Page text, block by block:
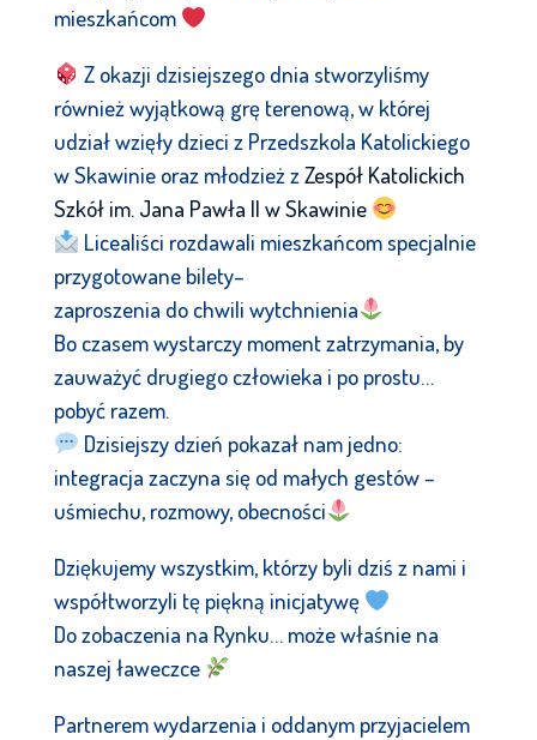
mieszkańcom
Z okazji dzisiejszego dnia stworzyliśmy
również wyjątkową grę terenową, w której
udział wzięły dzieci z Przedszkola Katolickiego
w Skawinie oraz młodzież z Zespół Katolickich
Szkół im. Jana Pawła II w Skawinie
Licealiści rozdawali mieszkańcom specjalnie
przygotowane bilety–
zaproszenia do chwili wytchnienia
Bo czasem wystarczy moment zatrzymania, by
zauważyć drugiego człowieka i po prostu…
pobyć razem.
Dzisiejszy dzień pokazał nam jedno:
integracja zaczyna się od małych gestów –
uśmiechu, rozmowy, obecności
Dziękujemy wszystkim, którzy byli dziś z nami i
współtworzyli tę piękną inicjatywę
Do zobaczenia na Rynku… może właśnie na
naszej ławeczce
Partnerem wydarzenia i oddanym przyjacielem